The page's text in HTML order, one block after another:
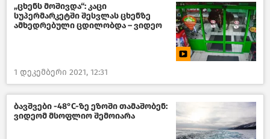
„ცხენს მოშივდა“: კაცი
სუპერმარკეტში შესვლას ცხენზე
ამხედრებული ცდილობდა – ვიდეო
1 დეკემბერი 2021, 12:31
ბავშვები -48°C-ზე ეზოში თამაშობენ:
ვიდეომ მსოფლიო შემოიარა